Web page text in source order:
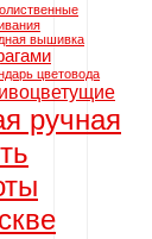
вышивка
цветовода
ручная